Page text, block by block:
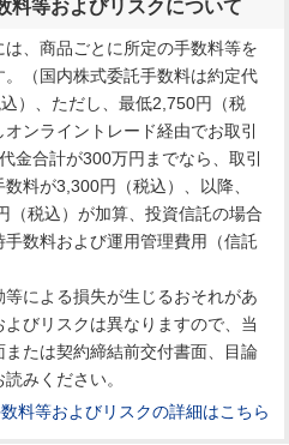
料等およびリスクについて
、商品ごとに所定の手数料等を
（国内株式委託手数料は約定代
）、ただし、最低2,750円（税
ンライントレード経由でお取引
金合計が300万円までなら、取引
料が3,300円（税込）、以降、
（税込）が加算、投資信託の場合
数料および運用管理費用（信託
による損失が生じるおそれがあ
びリスクは異なりますので、当
たは契約締結前交付書面、目論
みください。
料等およびリスクの詳細はこちら